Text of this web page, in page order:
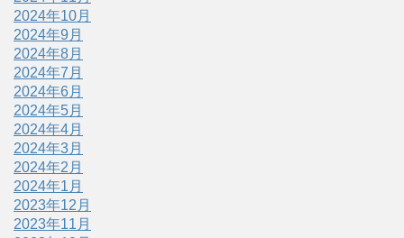
2024年10月
2024年9月
2024年8月
2024年7月
2024年6月
2024年5月
2024年4月
2024年3月
2024年2月
2024年1月
2023年12月
2023年11月